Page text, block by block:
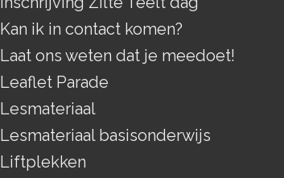
Kan ik in contact komen?
Laat ons weten dat je meedoet!
Leaflet Parade
Lesmateriaal
Lesmateriaal basisonderwijs
Liftplekken